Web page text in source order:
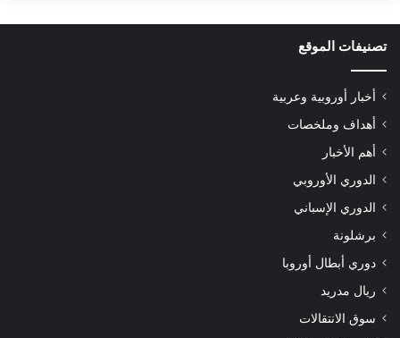
تصنيفات الموقع
أخبار أوروبية وعربية
أهداف وملخصات
أهم الأخبار
الدوري الأوروبي
الدوري الإسباني
برشلونة
دوري أبطال أوروبا
ريال مدريد
سوق الانتقالات